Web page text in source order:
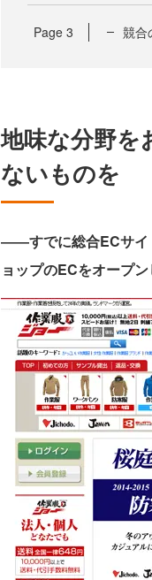
Page 3 競合
地味な分野を
ないものを
――すでに総合ECサイ
ョップのECをオープ